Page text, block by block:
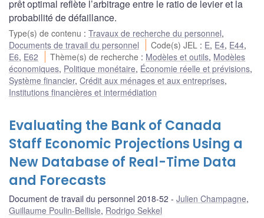
prêt optimal reflète l’arbitrage entre le ratio de levier et la
probabilité de défaillance.
Type(s) de contenu : Travaux de recherche du personnel,
Documents de travail du personnel
Code(s) JEL : E, E4, E44,
E6, E62 Thème(s) de recherche : Modèles et outils, Modèles
économiques, Politique monétaire, Économie réelle et prévisions,
Système financier, Crédit aux ménages et aux entreprises,
Institutions financières et intermédiation
Evaluating the Bank of Canada
Staff Economic Projections Using a
New Database of Real-Time Data
and Forecasts
Document de travail du personnel 2018-52 Julien Champagne,
Guillaume Poulin-Bellisle, Rodrigo Sekkel